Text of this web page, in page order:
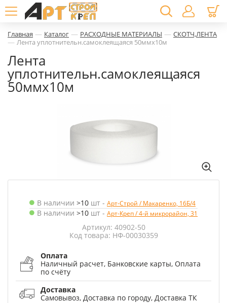
Главная — Каталог — РАСХОДНЫЕ МАТЕРИАЛЫ — СКОТЧ,ЛЕНТА
— Лента уплотнительн.самоклеящаяся 50ммх10м
Лента
уплотнительн.самоклеящаяся
50ммх10м
В наличии >10 шт - Арт-Строй / Макаренко, 16Б/4
В наличии >10 шт - Арт-Креп / 4-й микрорайон, 31
Артикул: 40902-50
Код товара: НФ-00030359
Оплата
Наличный расчет, Банковские карты, Оплата
по счёту
Доставка
Самовывоз, Доставка по городу, Доставка ТК